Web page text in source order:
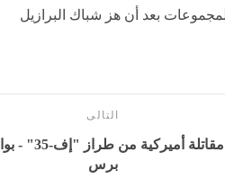
مرحلة المجموعات بعد أن هز شباك البرازيل
التالى
تحطم مقاتلة
برس